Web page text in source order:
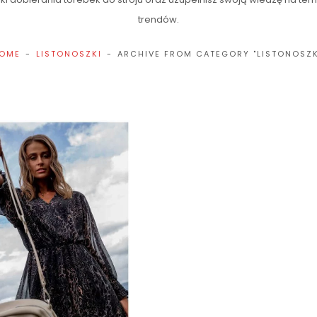
trendów.
LISTONOSZKI ARCHIVE FROM CATEGORY